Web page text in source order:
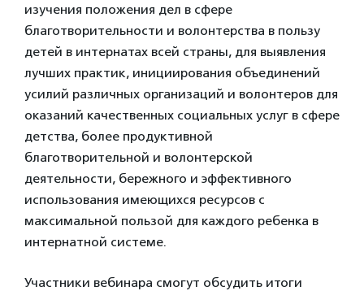
изучения положения дел в сфере
благотворительности и волонтерства в пользу
детей в интернатах всей страны, для выявления
лучших практик, инициирования объединений
усилий различных организаций и волонтеров для
оказаний качественных социальных услуг в сфере
детства, более продуктивной
благотворительной и волонтерской
деятельности, бережного и эффективного
использования имеющихся ресурсов с
максимальной пользой для каждого ребенка в
интернатной системе.
Участники вебинара смогут обсудить итоги